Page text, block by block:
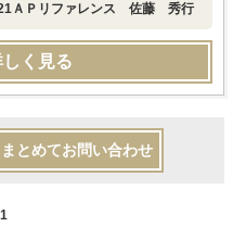
ＡＰリファレンス 佐藤 秀行
く見る
まとめてお問い合わせ
1